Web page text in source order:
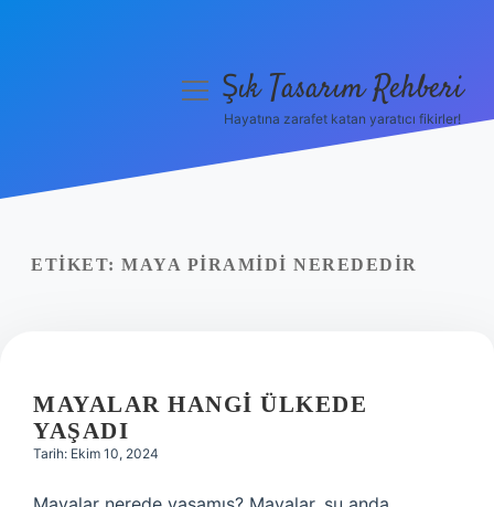
Yasal Uyarı
menüyüŞık Tasarım Rehberi
Hayatına zarafet katan yaratıcı fikirler!
ETIKET: MAYA PIRAMIDI NEREDEDIR
MAYALAR HANGI ÜLKEDE
YAŞADI
Tarih: Ekim 10, 2024